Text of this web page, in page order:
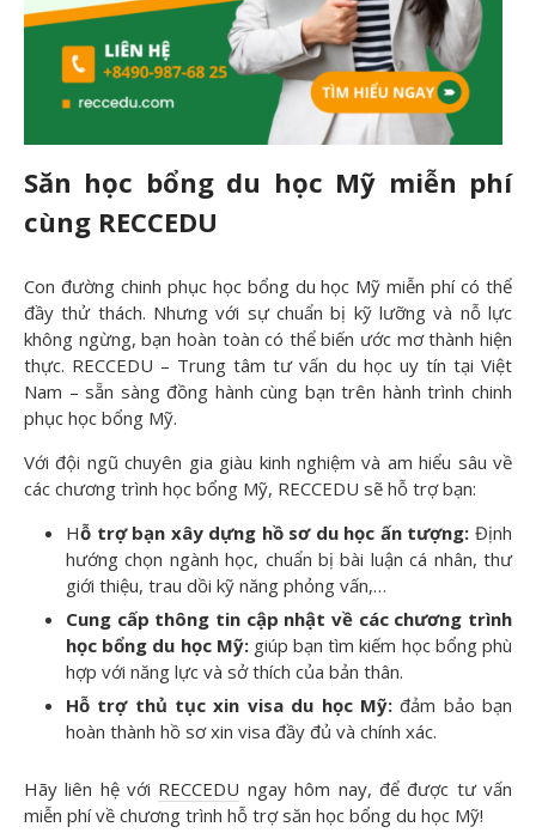
Săn học bổng du học Mỹ miễn phí
cùng RECCEDU
Con đường chinh phục học bổng du học Mỹ miễn phí có thể
đầy thử thách. Nhưng với sự chuẩn bị kỹ lưỡng và nỗ lực
không ngừng, bạn hoàn toàn có thể biến ước mơ thành hiện
thực. RECCEDU – Trung tâm tư vấn du học uy tín tại Việt
Nam – sẵn sàng đồng hành cùng bạn trên hành trình chinh
phục học bổng Mỹ.
Với đội ngũ chuyên gia giàu kinh nghiệm và am hiểu sâu về
các chương trình học bổng Mỹ, RECCEDU sẽ hỗ trợ bạn:
Hỗ trợ bạn xây dựng hồ sơ du học ấn tượng: Định
hướng chọn ngành học, chuẩn bị bài luận cá nhân, thư
giới thiệu, trau dồi kỹ năng phỏng vấn,…
Cung cấp thông tin cập nhật về các chương trình
học bổng du học Mỹ:giúp bạn tìm kiếm học bổng phù
hợp với năng lực và sở thích của bản thân.
Hỗ trợ thủ tục xin visa du học Mỹ:đảm bảo bạn
hoàn thành hồ sơ xin visa đầy đủ và chính xác.
Hãy liên hệ với RECCEDU ngay hôm nay, để được tư vấn
miễn phí về chương trình hỗ trợ săn học bổng du học Mỹ!